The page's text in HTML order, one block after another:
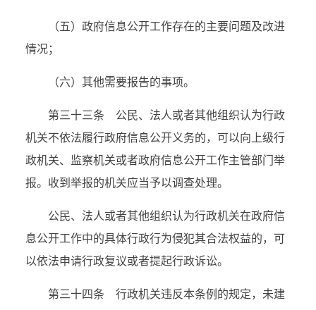
（五）政府信息公开工作存在的主要问题及改进
情况；
（六）其他需要报告的事项。
第三十三条 公民、法人或者其他组织认为行政
机关不依法履行政府信息公开义务的，可以向上级行
政机关、监察机关或者政府信息公开工作主管部门举
报。收到举报的机关应当予以调查处理。
公民、法人或者其他组织认为行政机关在政府信
息公开工作中的具体行政行为侵犯其合法权益的，可
以依法申请行政复议或者提起行政诉讼。
第三十四条 行政机关违反本条例的规定，未建